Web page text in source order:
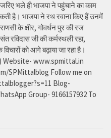
भले ही भाजपा ने पहुंचाने का काम
है। भाजपा ने रथ रवाना किए हैं उनमें
के क्षीर, गोवर्धन पुर की रज
रविदास जी की कर्मस्थली रहा,
को आगे बढ़ाया जा रहा है।
Website- www.spmittal.in
SPMittalblog Follow me on
Blog-
Group- 9166157932 To